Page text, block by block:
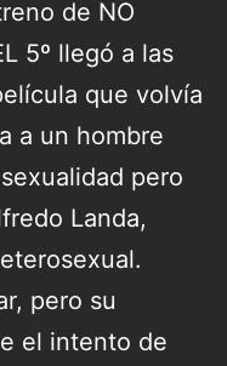
de NO
5º llegó a las
que volvía
a un hombre
pero
Landa,
pero su
el intento de